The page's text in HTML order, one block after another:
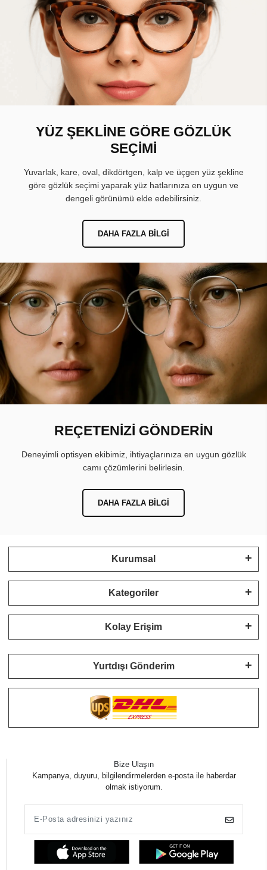
YÜZ ŞEKLİNE GÖRE GÖZLÜK
SEÇİMİ
Yuvarlak, kare, oval, dikdörtgen, kalp ve üçgen yüz şekline
göre gözlük seçimi yaparak yüz hatlarınıza en uygun ve
dengeli görünümü elde edebilirsiniz.
DAHA FAZLA BILGI
REÇETENİZİ GÖNDERİN
Deneyimli optisyen ekibimiz, ihtiyaçlarınıza en uygun gözlük
camı çözümlerini belirlesin.
DAHA FAZLA BILGI
Kurumsal
Kategoriler
Kolay Erişim
Yurtdışı Gönderim
Bize Ulaşın
Kampanya, duyuru, bilgilendirmelerden e-posta ile haberdar
olmak istiyorum.